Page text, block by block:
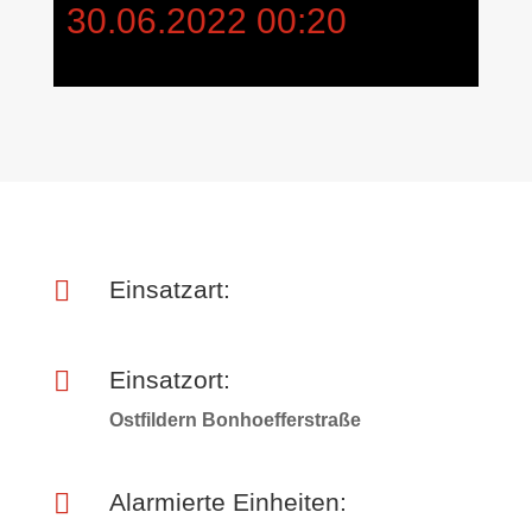
30.06.2022 00:20
 Einsatzart:
 Einsatzort:
Ostfildern Bonhoefferstraße
 Alarmierte Einheiten: